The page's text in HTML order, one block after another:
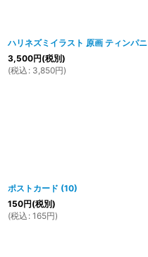
ハリネズミイラスト 原画 ティンパニ
3,500円(税別)
(税込 : 3,850円)
ポストカード (10)
150円(税別)
(税込 : 165円)